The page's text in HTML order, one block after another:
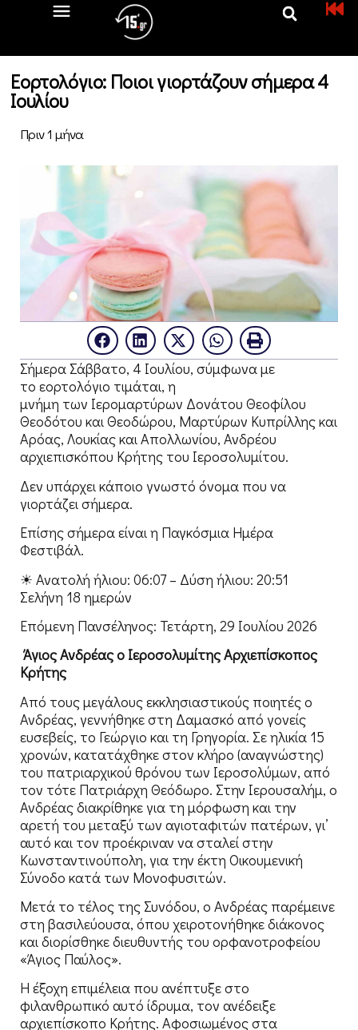
Εορτολόγιο: Ποιοι γιορτάζουν σήμερα 4
Ιουλίου
Πριν 1 μήνα
Σήμερα Σάββατο, 4 Ιουλίου, σύμφωνα με
το εορτολόγιο τιμάται, η
μνήμη των Ιερομαρτύρων Δονάτου Θεοφίλου
Θεοδότου και Θεοδώρου, Μαρτύρων Κυπρίλλης και
Αρόας, Λουκίας και Απολλωνίου, Ανδρέου
αρχιεπισκόπου Κρήτης του Ιεροσολυμίτου.
Δεν υπάρχει κάποιο γνωστό όνομα που να
γιορτάζει σήμερα.
Επίσης σήμερα είναι η Παγκόσμια Ημέρα
Φεστιβάλ.
☀ Ανατολή ήλιου: 06:07 – Δύση ήλιου: 20:51
Σελήνη 18 ημερών
Επόμενη Πανσέληνος: Τετάρτη, 29 Ιουλίου 2026
Άγιος Ανδρέας ο Ιεροσολυμίτης Αρχιεπίσκοπος
Κρήτης
Από τους μεγάλους εκκλησιαστικούς ποιητές ο
Ανδρέας, γεννήθηκε στη Δαμασκό από γονείς
ευσεβείς, το Γεώργιο και τη Γρηγορία. Σε ηλικία 15
χρονών, κατατάχθηκε στον κλήρο (αναγνώστης)
του πατριαρχικού θρόνου των Ιεροσολύμων, από
τον τότε Πατριάρχη Θεόδωρο. Στην Ιερουσαλήμ, ο
Ανδρέας διακρίθηκε για τη μόρφωση και την
αρετή του μεταξύ των αγιοταφιτών πατέρων, γι’
αυτό και τον προέκριναν να σταλεί στην
Κωνσταντινούπολη, για την έκτη Οικουμενική
Σύνοδο κατά των Μονοφυσιτών.
Μετά το τέλος της Συνόδου, ο Ανδρέας παρέμεινε
στη βασιλεύουσα, όπου χειροτονήθηκε διάκονος
και διορίσθηκε διευθυντής του ορφανοτροφείου
«Άγιος Παύλος».
Η έξοχη επιμέλεια που ανέπτυξε στο
φιλανθρωπικό αυτό ίδρυμα, τον ανέδειξε
αρχιεπίσκοπο Κρήτης. Αφοσιωμένος στα